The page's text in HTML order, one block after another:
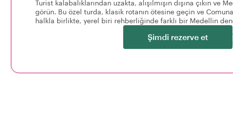
Turist kalabalıklarından uzakta, alışılmışın dışına çıkın ve
görün. Bu özel turda, klasik rotanın ötesine geçin ve
halkla birlikte, yerel biri rehberliğinde farklı bir Medellin
Şimdi rezerve et